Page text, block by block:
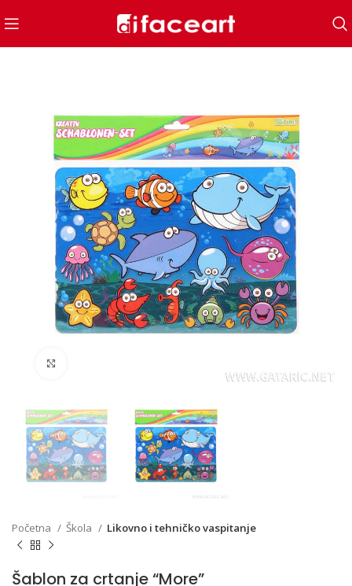
Početna Škola Likovno i tehničko vaspitanje
Šablon za crtanje “More”